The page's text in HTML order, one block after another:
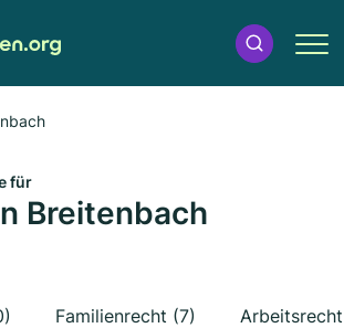
für
Breitenbach
Familienrecht (7)